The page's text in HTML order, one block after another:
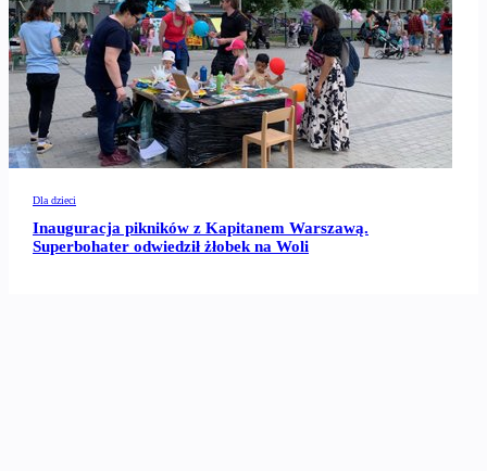
Dla dzieci
Inauguracja pikników z Kapitanem Warszawą.
Superbohater odwiedził żłobek na Woli